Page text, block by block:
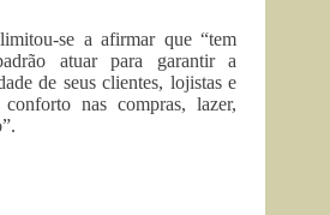
se a afirmar que “tem
atuar para garantir a
de seus clientes, lojistas e
conforto nas compras, lazer,